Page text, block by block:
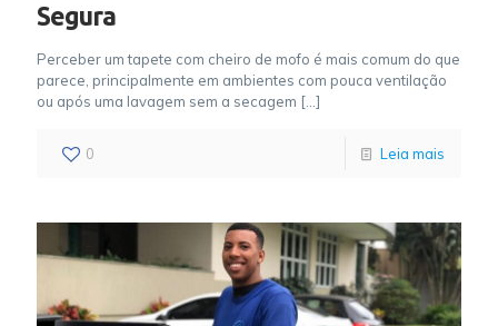
Segura
Perceber um tapete com cheiro de mofo é mais comum do que
parece, principalmente em ambientes com pouca ventilação
ou após uma lavagem sem a secagem […]
0 Leia mais